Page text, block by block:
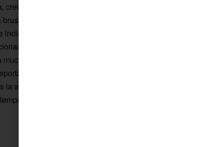
que somos afortunados por esto. Es verdad que el número
a principios de la crisis y luego el descenso ha sido más
se han dado de alta algunos bares a raíz de la feria de la
con otros sectores pero no hay financiación para más y
tiempo. Pero es lo que hay, somos el pueblo de las
de este año en todas las televisiones, eso es algo
la agricultura ecológica, lo del aloe vera, los invernaderos… Lo
más que nunca, y juntos haremos muchas cosas.